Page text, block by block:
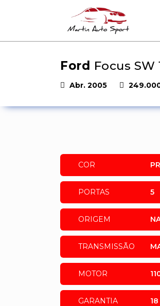
Ford Focus SW
Abr. 2005
COR
PORTAS 5
ORIGEM
TRANSMISSÃO
MOTOR
GARANTIA